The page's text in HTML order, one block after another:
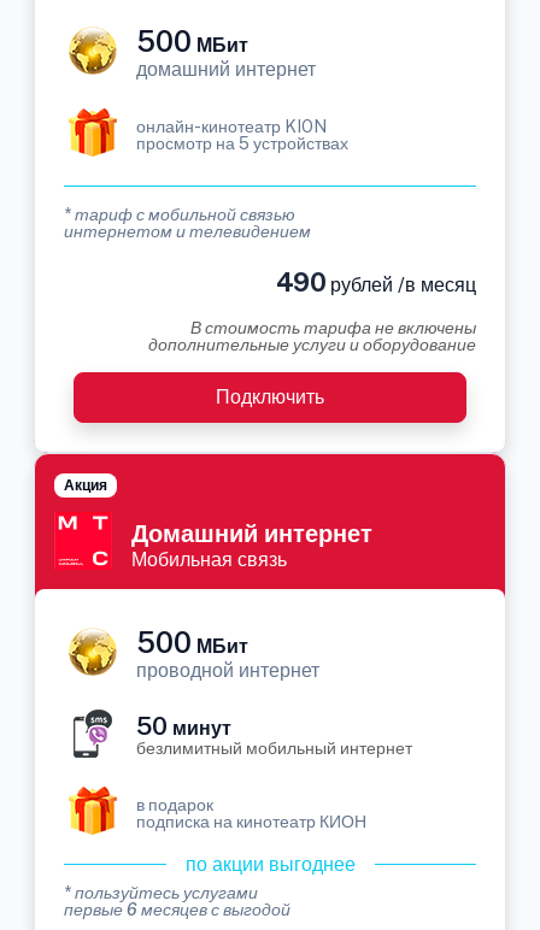
500 МБит
домашний интернет
онлайн-кинотеатр KION
просмотр на 5 устройствах
* тариф с мобильной связью
интернетом и телевидением
490 рублей /в месяц
В стоимость тарифа не включены
дополнительные услуги и оборудование
Подключить
Домашний интернет
Мобильная связь
Акция
500 МБит
проводной интернет
50 минут
безлимитный мобильный интернет
в подарок
подписка на кинотеатр КИОН
по акции выгоднее
* пользуйтесь услугами
первые 6 месяцев с выгодой